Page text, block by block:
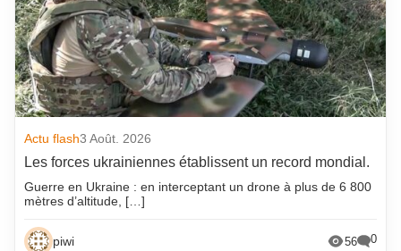
Actu flash3 Août. 2026
Les forces ukrainiennes établissent un record mondial.
Guerre en Ukraine : en interceptant un drone à plus de 6 800
mètres d’altitude, […]
piwi 56 0